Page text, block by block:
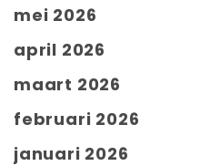
mei 2026
april 2026
maart 2026
februari 2026
januari 2026